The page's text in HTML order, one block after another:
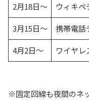
2月18日～ ウィキペ
3月15日～ 携帯電話
4月2日～ ワイヤ
※固定回線も夜間のネ